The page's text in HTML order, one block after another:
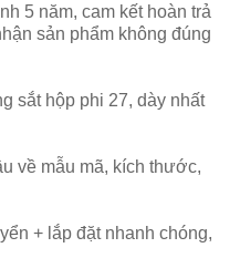
5 năm, cam kết hoàn trả
sản phẩm không đúng
sắt hộp phi 27, dày nhất
về mẫu mã, kích thước,
+ lắp đặt nhanh chóng,